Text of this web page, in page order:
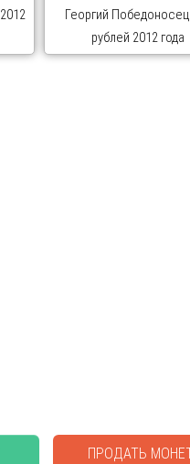
ПРОДАТЬ